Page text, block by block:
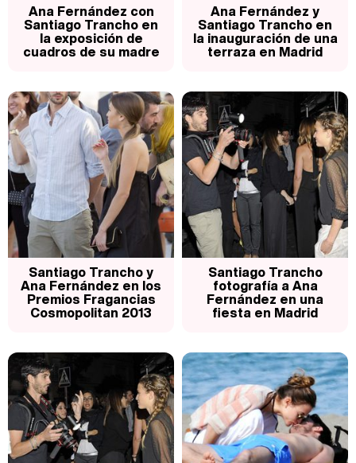
Ana Fernández con
Santiago Trancho en
la exposición de
cuadros de su madre
Ana Fernández y
Santiago Trancho en
la inauguración de una
terraza en Madrid
Santiago Trancho y
Ana Fernández en los
Premios Fragancias
Cosmopolitan 2013
Santiago Trancho
fotografía a Ana
Fernández en una
fiesta en Madrid